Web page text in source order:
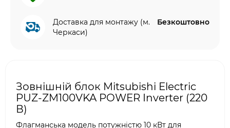
Доставка для монтажу (м.
Черкаси)
Безкоштовно
Зовнішній блок Mitsubishi Electric
PUZ-ZM100VKA POWER Inverter (220
В)
Флагманська модель потужністю 10 кВт для